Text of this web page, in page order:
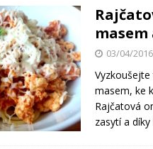
03/04/2016
masem, ke
Rajčatová
zasytí a